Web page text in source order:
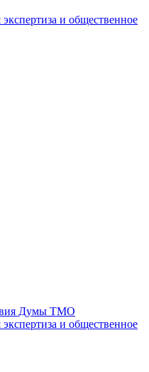
и общественное
Думы ТМО
и общественное